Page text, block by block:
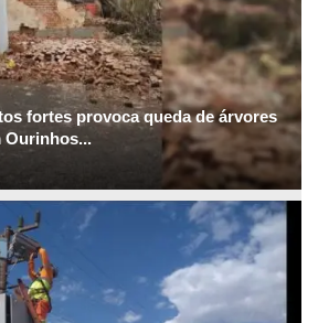
fortes provoca queda de árvores
Ourinhos...